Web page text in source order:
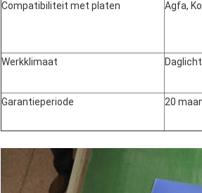
Compatibiliteit met platen Agfa,
Werkklimaat
Garantieperiode 20